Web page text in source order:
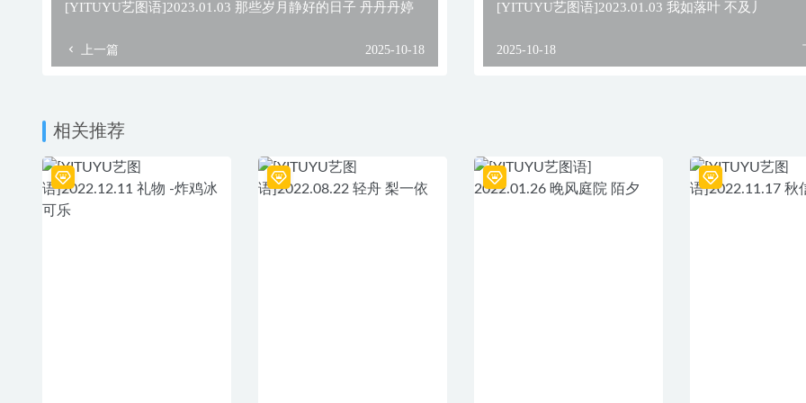
[YITUYU艺图语]2023.01.03 那些岁月静好的日子 丹丹丹婷
上一篇 2025-10-18
[YITUYU艺图语]2023.01.03 我如落叶 不及丿
2025-10-18
相关推荐